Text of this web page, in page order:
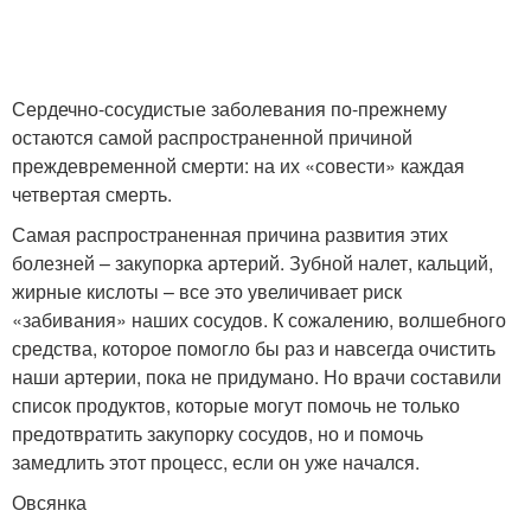
Сердечно-сосудистые заболевания по-прежнему
остаются самой распространенной причиной
преждевременной смерти: на их «совести» каждая
четвертая смерть.
Самая распространенная причина развития этих
болезней – закупорка артерий. Зубной налет, кальций,
жирные кислоты – все это увеличивает риск
«забивания» наших сосудов. К сожалению, волшебного
средства, которое помогло бы раз и навсегда очистить
наши артерии, пока не придумано. Но врачи составили
список продуктов, которые могут помочь не только
предотвратить закупорку сосудов, но и помочь
замедлить этот процесс, если он уже начался.
Овсянка